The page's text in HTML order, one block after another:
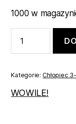
1000 w
Spodnie
dresowe
104/110
granatowe
Kategorie:Chłopiec
WOWILE!